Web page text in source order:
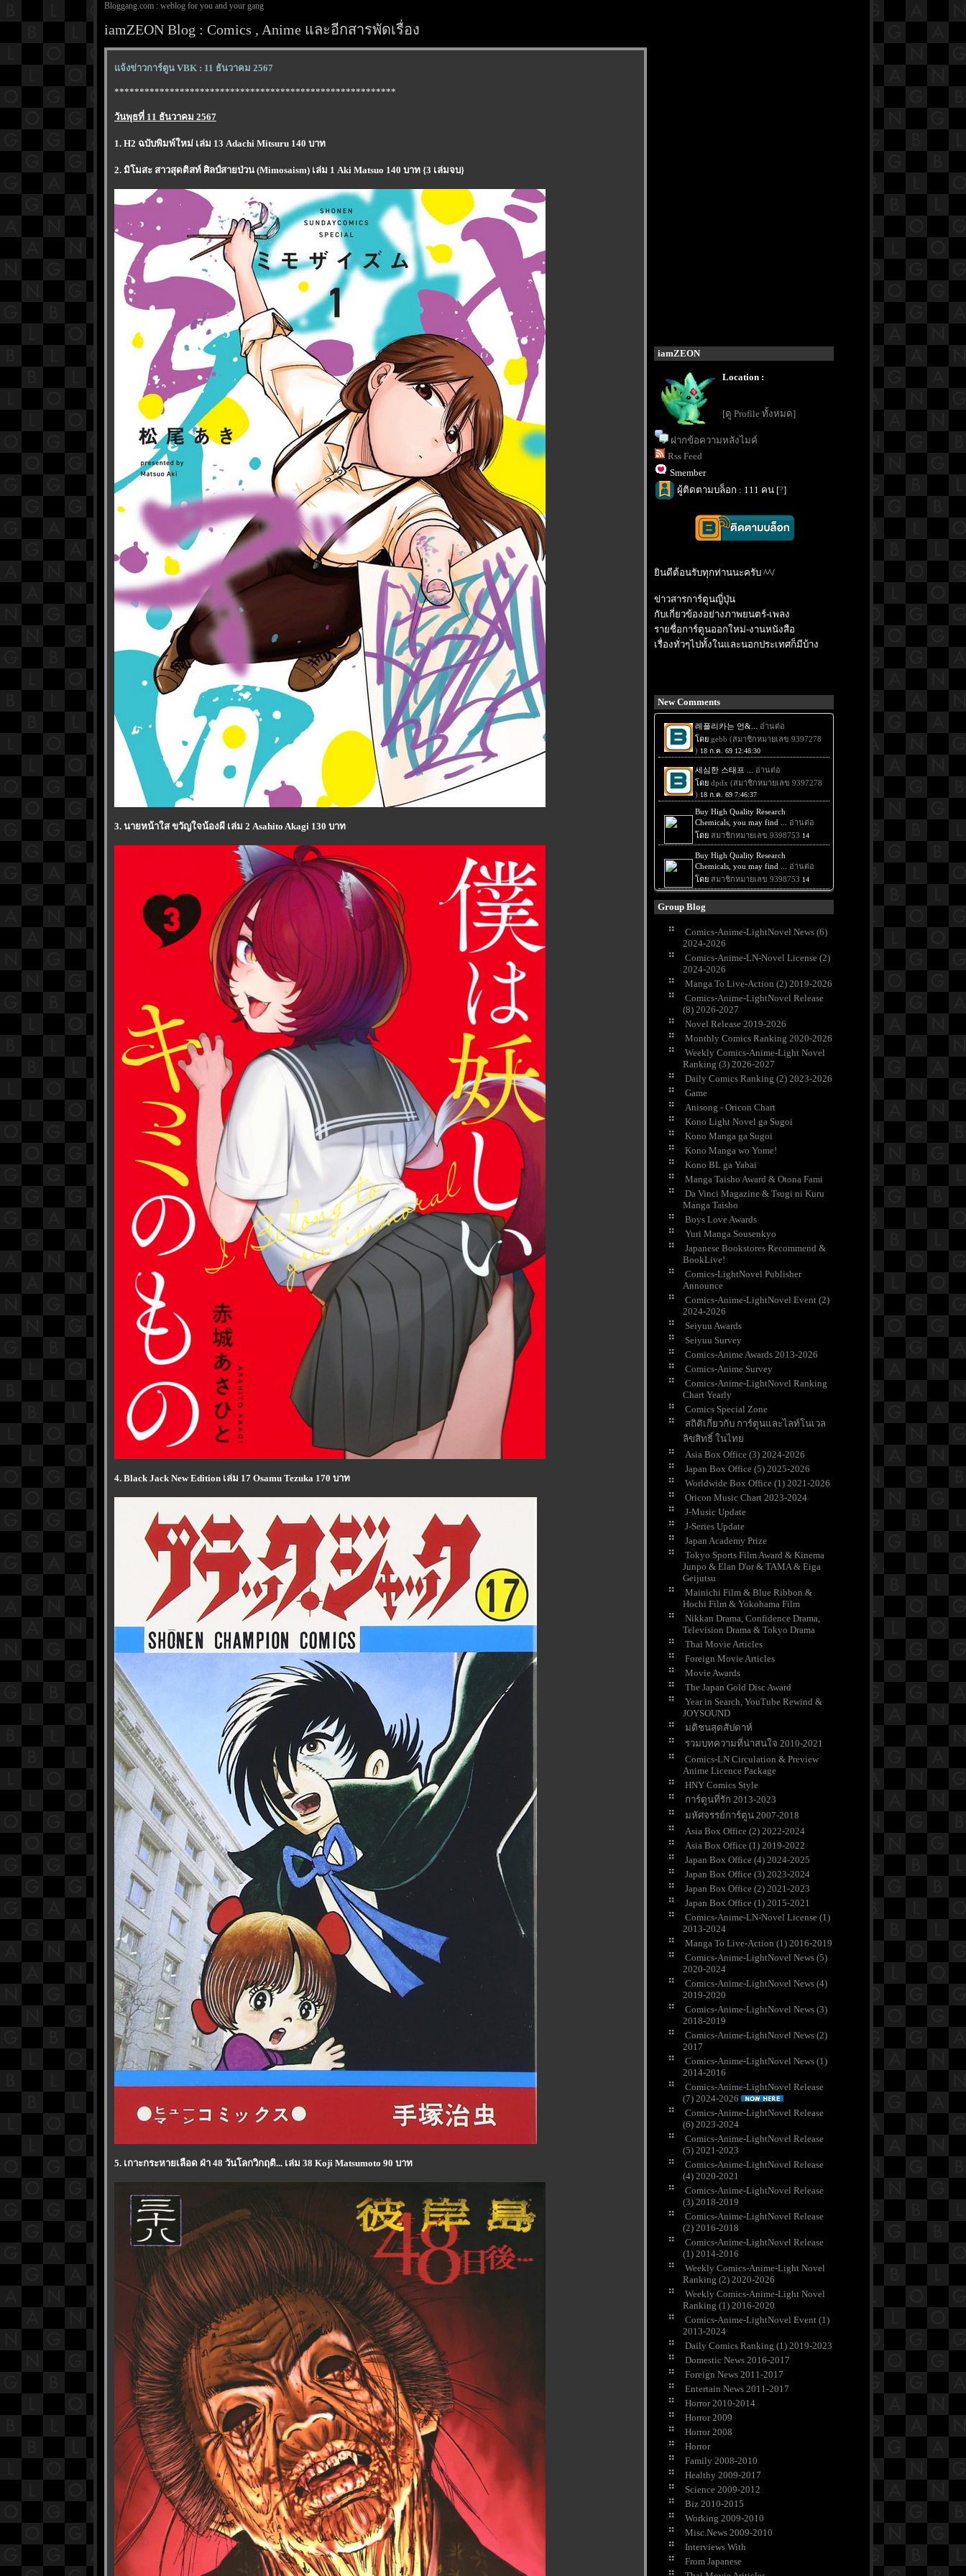
Bloggang.com : weblog for you and your gang
iamZEON Blog : Comics , Anime และอีกสารพัดเรื่อง
จ้งข่าวการ์ตูน VBK : 11 ธันวาคม 2567
********************************************************
วันพุธที่ 11 ธันวาคม 2567
1. H2 ฉบับพิมพ์ใหม่ เล่ม 13 Adachi Mitsuru 140 บาท
2. มิโมสะ สาวสุดติสท์ ศิลป์สายป่วน (Mimosaism) เล่ม 1 Aki Matsuo 140 บาท {3 เล่มจบ}
3. นายหน้าใส ขวัญใจน้องผี เล่ม 2 Asahito Akagi 130 บาท
4. Black Jack New Edition เล่ม 17 Osamu Tezuka 170 บาท
5. เกาะกระหายเลือด ฝ่า 48 วันโลกวิกฤติ... เล่ม 38 Koji Matsumoto 90 บาท
iamZEON
Location :
[ดู Profile ทั้งหมด]
ฝากข้อความหลังไมค์
Rss Feed
Smember
ผู้ติดตามบล็อก : 111 คน [?]
ินดีต้อนรับทุกท่านนะครับ ^^/
ข่าวสารการ์ตูนญี่ปุ่น
กับเกี่ยวข้องอย่างภาพยนตร์-เพลง
รายชื่อการ์ตูนออกใหม่-งานหนังสือ
เรื่องทั่วๆไปทั้งในและนอกประเทศก็มีบ้าง
New Comments
Group Blog
Comics-Anime-LightNovel News (6)
2024-2026
Comics-Anime-LN-Novel License (2)
2024-2026
Manga To Live-Action (2) 2019-2026
Comics-Anime-LightNovel Release
(8) 2026-2027
Novel Release 2019-2026
Monthly Comics Ranking 2020-2026
Weekly Comics-Anime-Light Novel
Ranking (3) 2026-2027
Daily Comics Ranking (2) 2023-2026
Game
Anisong - Oricon Chart
Kono Light Novel ga Sugoi
Kono Manga ga Sugoi
Kono Manga wo Yome!
Kono BL ga Yabai
Manga Taisho Award & Otona Fami
Da Vinci Magazine & Tsugi ni Kuru
Manga Taisho
Boys Love Awards
Yuri Manga Sousenkyo
Japanese Bookstores Recommend &
BookLive!
Comics-LightNovel Publisher
Announce
Comics-Anime-LightNovel Event (2)
2024-2026
Seiyuu Awards
Seiyuu Survey
Comics-Anime Awards 2013-2026
Comics-Anime Survey
Comics-Anime-LightNovel Ranking
Chart Yearly
Comics Special Zone
สถิติเกี่ยวกับ การ์ตูนและไลท์โนเวล
ลิขสิทธิ์ ในไท
Asia Box Office (3) 2024-2026
Japan Box Office (5) 2025-2026
Worldwide Box Office (1) 2021-2026
Oricon Music Chart 2023-2024
J-Music Update
J-Series Update
Japan Academy Prize
Tokyo Sports Film Award & Kinema
Junpo & Elan D'or & TAMA & Eiga
Geijutsu
Mainichi Film & Blue Ribbon &
Hochi Film & Yokohama Film
Nikkan Drama, Confidence Drama,
Television Drama & Tokyo Drama
Thai Movie Articles
Foreign Movie Articles
Movie Awards
The Japan Gold Disc Award
Year in Search, YouTube Rewind &
JOYSOUND
มติชนสุดสัปดาห์
รวมบทความที่น่าสนใจ 2010-2021
Comics-LN Circulation & Preview
Anime Licence Package
HNY Comics Style
การ์ตูนที่รัก 2013-2023
มหัศจรรย์การ์ตูน 2007-2018
Asia Box Office (2) 2022-2024
Asia Box Office (1) 2019-2022
Japan Box Office (4) 2024-2025
Japan Box Office (3) 2023-2024
Japan Box Office (2) 2021-2023
Japan Box Office (1) 2015-2021
Comics-Anime-LN-Novel License (1)
2013-2024
Manga To Live-Action (1) 2016-2019
Comics-Anime-LightNovel News (5)
2020-2024
Comics-Anime-LightNovel News (4)
2019-2020
Comics-Anime-LightNovel News (3)
2018-2019
Comics-Anime-LightNovel News (2)
2017
Comics-Anime-LightNovel News (1)
2014-2016
Comics-Anime-LightNovel Release
(7) 2024-2026
Comics-Anime-LightNovel Release
(6) 2023-2024
Comics-Anime-LightNovel Release
(5) 2021-2023
Comics-Anime-LightNovel Release
(4) 2020-2021
Comics-Anime-LightNovel Release
(3) 2018-2019
Comics-Anime-LightNovel Release
(2) 2016-2018
Comics-Anime-LightNovel Release
(1) 2014-2016
Weekly Comics-Anime-Light Novel
Ranking (2) 2020-2026
Weekly Comics-Anime-Light Novel
Ranking (1) 2016-2020
Comics-Anime-LightNovel Event (1)
2013-2024
Daily Comics Ranking (1) 2019-2023
Domestic News 2016-2017
Foreign News 2011-2017
Entertain News 2011-2017
Horror 2010-2014
Horror 2009
Horror 2008
Horror
Family 2008-2010
Healthy 2009-2017
Science 2009-2012
Biz 2010-2015
Working 2009-2010
Misc.News 2009-2010
Interviews With
From Japanese